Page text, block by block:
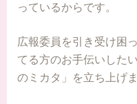
っているからです。
広報委員を引き受け困
てる方のお手伝いした
のミカタ」を立ち上げま